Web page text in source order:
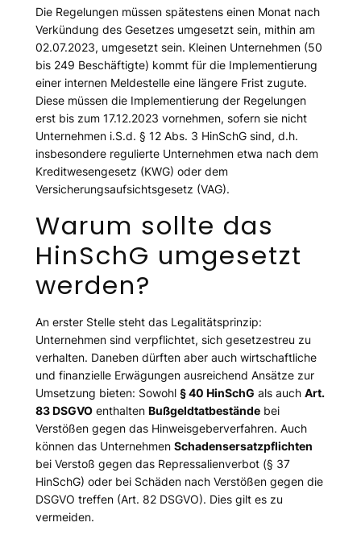
Die Regelungen müssen spätestens einen Monat nach
Verkündung des Gesetzes umgesetzt sein, mithin am
02.07.2023, umgesetzt sein. Kleinen Unternehmen (50
bis 249 Beschäftigte) kommt für die Implementierung
einer internen Meldestelle eine längere Frist zugute.
Diese müssen die Implementierung der Regelungen
erst bis zum 17.12.2023 vornehmen, sofern sie nicht
Unternehmen i.S.d. § 12 Abs. 3 HinSchG sind, d.h.
insbesondere regulierte Unternehmen etwa nach dem
Kreditwesengesetz (KWG) oder dem
Versicherungsaufsichtsgesetz (VAG).
Warum sollte das
HinSchG umgesetzt
werden?
An erster Stelle steht das Legalitätsprinzip:
Unternehmen sind verpflichtet, sich gesetzestreu zu
verhalten. Daneben dürften aber auch wirtschaftliche
und finanzielle Erwägungen ausreichend Ansätze zur
Umsetzung bieten: Sowohl § 40 HinSchG als auch Art.
83 DSGVOenthalten Bußgeldtatbeständebei
Verstößen gegen das Hinweisgeberverfahren. Auch
können das Unternehmen Schadensersatzpflichten
bei Verstoß gegen das Repressalienverbot (§ 37
HinSchG) oder bei Schäden nach Verstößen gegen die
DSGVO treffen (Art. 82 DSGVO). Dies gilt es zu
vermeiden.